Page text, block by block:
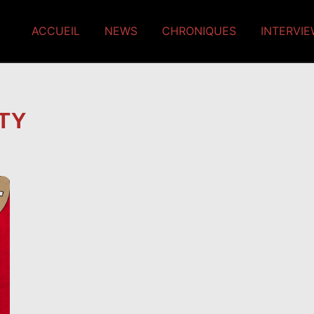
ACCUEIL NEWS CHRONIQUES